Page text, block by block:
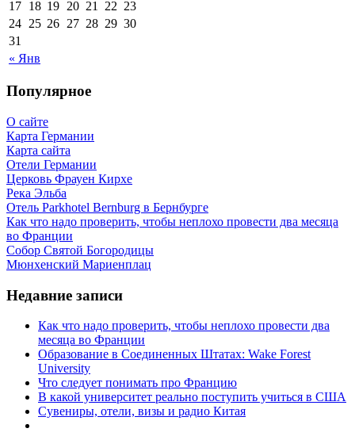
« Янв
17 18 19 20 21 22 23
24 25 26 27 28 29 30
31
Популярное
О сайте
Карта Германии
Карта сайта
Отели Германии
Церковь Фрауен Кирхе
Река Эльба
Отель Parkhotel Bernburg в Бернбурге
Как что надо проверить, чтобы неплохо провести два месяца
во Франции
Собор Святой Богородицы
Мюнхенский Мариенплац
Недавние записи
Как что надо проверить, чтобы неплохо провести два
месяца во Франции
Образование в Соединенных Штатах: Wake Forest
University
Что следует понимать про Францию
В какой университет реально поступить учиться в США
Сувениры, отели, визы и радио Китая